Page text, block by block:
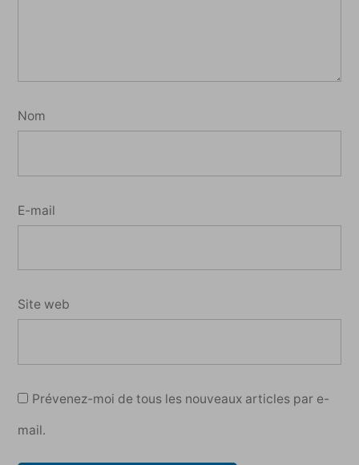
Nom
E-mail
Site web
Prévenez-moi de tous les nouveaux articles par e-
mail.